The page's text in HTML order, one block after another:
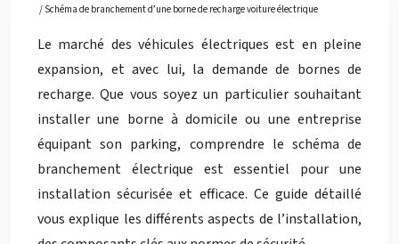
/ Schéma de branchement d’une borne de recharge voiture électrique
Le marché des véhicules électriques est en pleine
expansion, et avec lui, la demande de bornes de
recharge. Que vous soyez un particulier souhaitant
installer une borne à domicile ou une entreprise
équipant son parking, comprendre le schéma de
branchement électrique est essentiel pour une
installation sécurisée et efficace. Ce guide détaillé
vous explique les différents aspects de l’installation,